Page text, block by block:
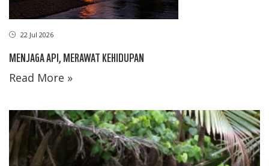
22 Jul 2026
MENJAGA API, MERAWAT KEHIDUPAN
Read More »